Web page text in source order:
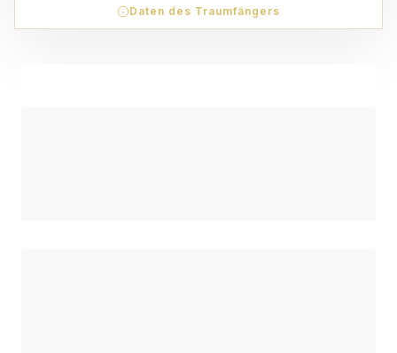
Daten des Traumfängers